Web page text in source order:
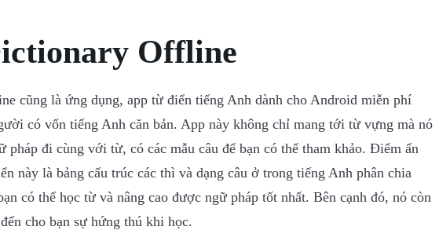
Offline
cũng là ứng dụng, app từ điển tiếng Anh dành cho Android miễn phí
có vốn tiếng Anh căn bản. App này không chỉ mang tới từ vựng mà nó
pháp đi cùng với từ, có các mẫu câu để bạn có thể tham khảo. Điểm ấn
này là bảng cấu trúc các thì và dạng câu ở trong tiếng Anh phân chia
có thể học từ và nâng cao được ngữ pháp tốt nhất. Bên cạnh đó, nó còn
cho bạn sự hứng thú khi học.